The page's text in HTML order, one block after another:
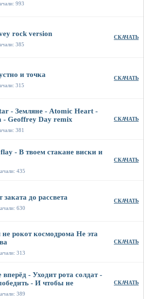
993
rock version
385
СКАЧАТЬ
и точка
315
СКАЧАТЬ
- Земляне - Atomic Heart -
- Geoffrey Day remix
381
СКАЧАТЬ
- В твоем стакане виски и
435
СКАЧАТЬ
до рассвета
630
СКАЧАТЬ
рокот космодрома Не эта
313
СКАЧАТЬ
вперёд - Уходит рота солдат -
- И чтобы не
389
СКАЧАТЬ